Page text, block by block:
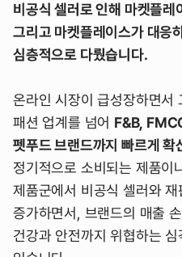
비공식 셀러로 인해 마켓플
그리고 마켓플레이스가 대응
심층적으로 다뤘습니다.
온라인 시장이 급성장하면서
패션 업계를 넘어 F&B,
펫푸드 브랜드까지 빠르게 확
정기적으로 소비되는 제품이
제품군에서 비공식 셀러와
증가하면서, 브랜드의 매출
건강과 안전까지 위협하는